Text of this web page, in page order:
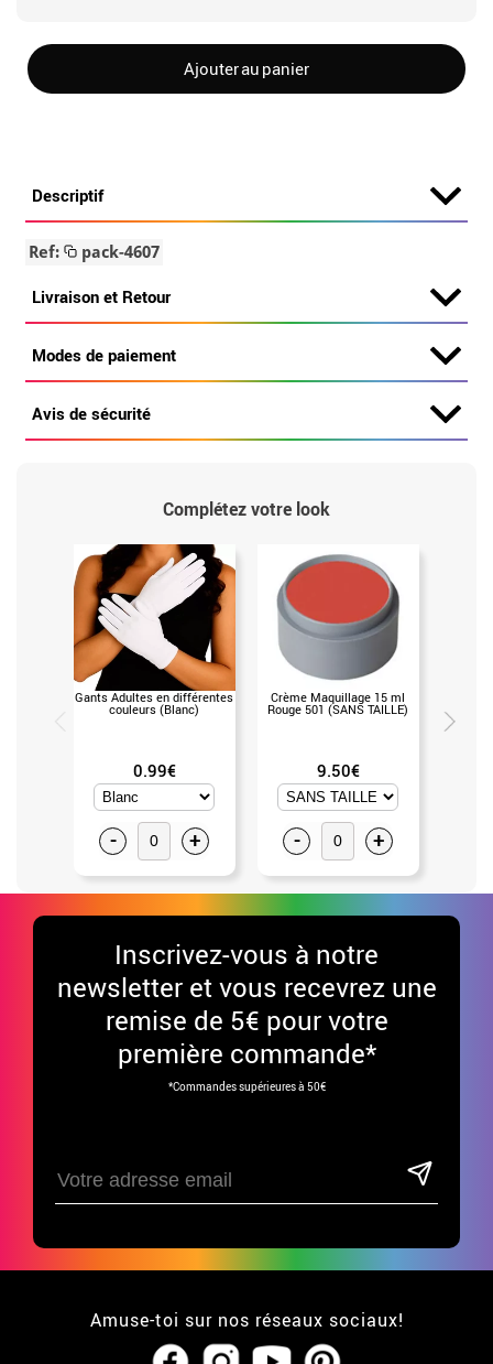
Ajouter au panier
Descriptif
Ref: pack-4607
Livraison et Retour
Modes de paiement
Avis de sécurité
Complétez votre look
Gants Adultes en différentes
couleurs (Blanc)
0.99€
- +
Crème Maquillage 15 ml
Rouge 501 (SANS TAILLE)
9.50€
- +
Inscrivez-vous à notre
newsletter et vous recevrez une
remise de 5€ pour votre
première commande*
*Commandes supérieures à 50€
Amuse-toi sur nos réseaux sociaux!